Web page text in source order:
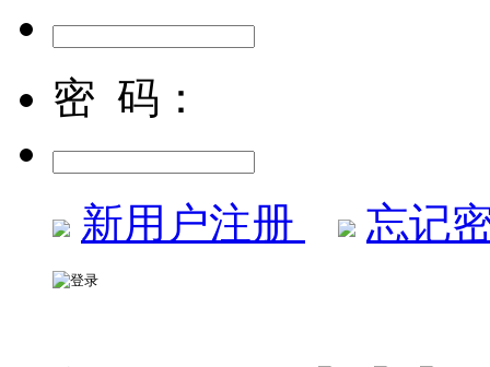
密 码：
新用户注册 忘记